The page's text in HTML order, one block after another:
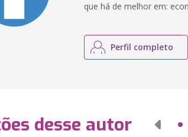
que há de melhor em:
Perfil completo
desse autor